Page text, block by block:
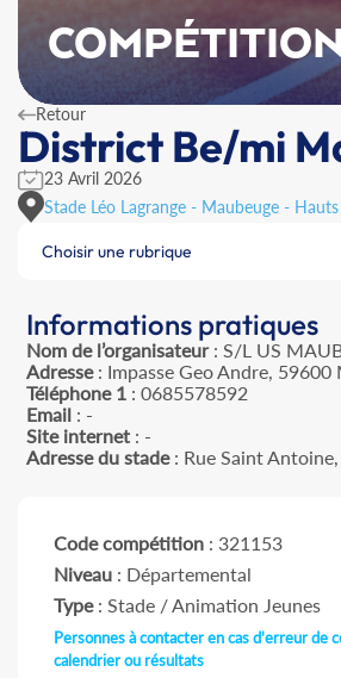
Retour
District Be/mi
23 Avril 2026
Stade Léo Lagrange - Maubeuge -
Choisir une rubrique
Informations pratiques
Nom de l’organisateur: S/L US
Adresse: Impasse Geo Andre, 59600
Téléphone 1: 0685578592
Email: -
Site internet: -
Adresse du stade: Rue Saint
Code compétition : 321153
Niveau : Départemental
Type: Stade / Animation Jeunes
Personnes à contacter en cas d'erreur de
calendrier ou résultats